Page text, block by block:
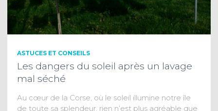
ASTUCES ET CONSEILS
Les dangers du soleil après un lavage
mal séché
Au cœur de la Corse, où le soleil illumine notre île
de toute sa splendeur, rien n’est plus agréable que